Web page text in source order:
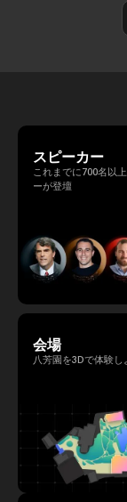
スピーカー
これまでに700名以
ーが登壇
会場
八芳園を3Dで体験し